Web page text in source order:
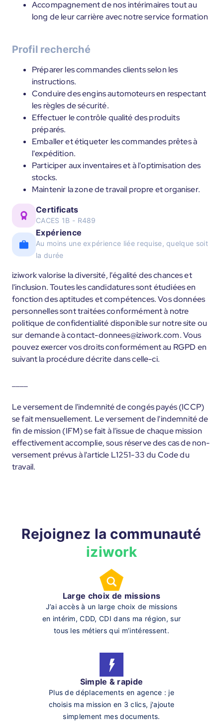
Accompagnement de nos intérimaires tout au
long de leur carrière avec notre service formation
Profil recherché
Préparer les commandes clients selon les
instructions.
Conduire des engins automoteurs en respectant
les règles de sécurité.
Effectuer le contrôle qualité des produits
préparés.
Emballer et étiqueter les commandes prêtes à
l'expédition.
Participer aux inventaires et à l'optimisation des
stocks.
Maintenir la zone de travail propre et organiser.
Certificats
CACES 1B - R489
Expérience
Au moins une expérience liée requise, quelque soit
la durée
iziwork valorise la diversité, l'égalité des chances et
l'inclusion. Toutes les candidatures sont étudiées en
fonction des aptitudes et compétences. Vos données
personnelles sont traitées conformément à notre
politique de confidentialité disponible sur notre site ou
sur demande à contact-donnees@iziwork.com. Vous
pouvez exercer vos droits conformément au RGPD en
suivant la procédure décrite dans celle-ci.
Le versement de l'indemnité de congés payés (ICCP)
se fait mensuellement. Le versement de l'indemnité de
fin de mission (IFM) se fait à l'issue de chaque mission
effectivement accomplie, sous réserve des cas de non-
versement prévus à l'article L1251-33 du Code du
travail.
Rejoignez la communauté
iziwork
Large choix de missions
J’ai accès à un large choix de missions
en intérim, CDD, CDI dans ma région, sur
tous les métiers qui m’intéressent.
Simple & rapide
Plus de déplacements en agence : je
choisis ma mission en 3 clics, j'ajoute
simplement mes documents.